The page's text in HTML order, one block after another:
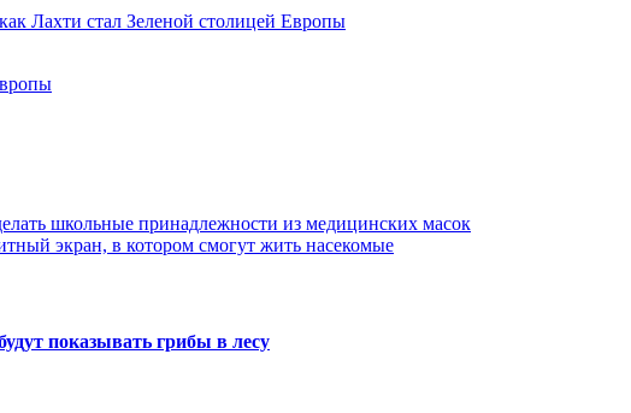
Лахти стал Зеленой столицей Европы
школьные принадлежности из медицинских масок
экран, в котором смогут жить насекомые
показывать грибы в лесу